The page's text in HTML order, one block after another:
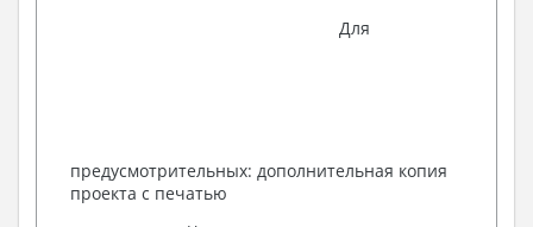
Для
предусмотрительных: дополнительная копия
проекта с печатью